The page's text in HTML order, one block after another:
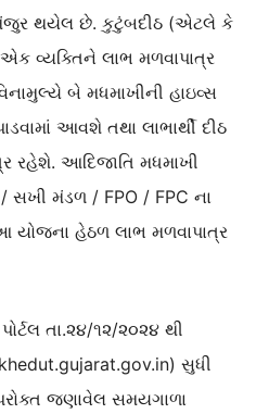
મંજુર થયેલ છે. કુટુંબદીઠ (એટલે કે
એક વ્યક્તિને લાભ મળવાપાત્ર
બે મધમાખીની હાઇવ્સ
આવશે તથા લાભાર્થી દીઠ
રહેશે. આદિજાતિ મધમાખી
મંડળ / FPO / FPC ના
હેઠળ લાભ મળવાપાત્ર
તા.૨૪/૧૨/૨૦૨૪ થી
સુધી
જણાવેલ સમયગાળા